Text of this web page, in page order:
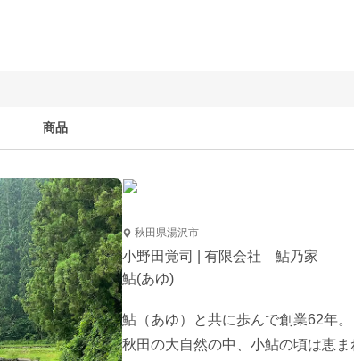
商品
秋田県湯沢市
小野田覚司 | 有限会社 鮎乃家
鮎(あゆ)
鮎（あゆ）と共に歩んで創業62年。
秋田の大自然の中、小鮎の頃は恵